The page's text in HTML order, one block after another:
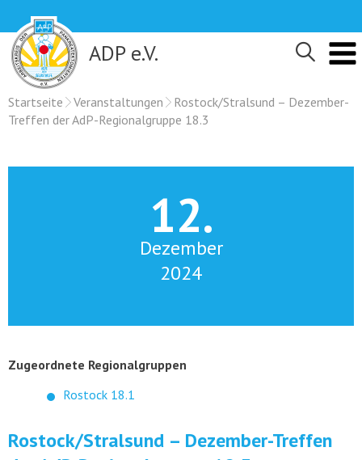
content
ADP e.V.
Startseite Veranstaltungen
Rostock/Stralsund – Dezember-
Treffen der AdP-Regionalgruppe 18.3
12.
Dezember
2024
Zugeordnete Regionalgruppen
Rostock 18.1
Rostock/Stralsund – Dezember-Treffen